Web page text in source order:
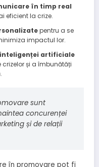
în timp real
eficient la crize.
pentru a se
impactul lor.
inteligenței artificiale
și a îmbunătăți
sunt
concurenței
și de relații
în promovare pot fi